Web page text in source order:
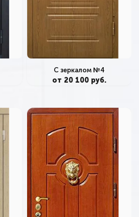
С зеркалом №4
от 20 100 руб.